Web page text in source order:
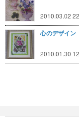
2010.03.02
心のデザイ
2010.01.30